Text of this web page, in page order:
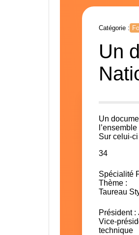
Catégorie :
Un
Un
Sur celui-
34
Spécialité
Thème :
Taureau
Président :
Vice-
technique